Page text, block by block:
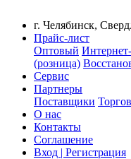
г. Челябинск,
Прайс-лист
Оптовый
(розница)
Сервис
Партнеры
Поставщики
О нас
Контакты
Соглашение
Вход | Регистрация